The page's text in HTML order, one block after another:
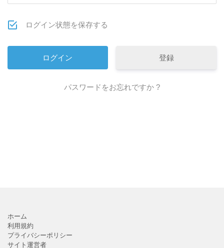
ログイン状態を保存する
登録
パスワードをお忘れですか ?
ホーム
利用規約
プライバシーポリシー
サイト運営者